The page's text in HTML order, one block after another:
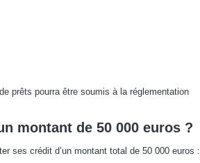
prêts pourra être soumis à la réglementation
montant de 50 000 euros ?
ses crédit d’un montant total de 50 000 euros :